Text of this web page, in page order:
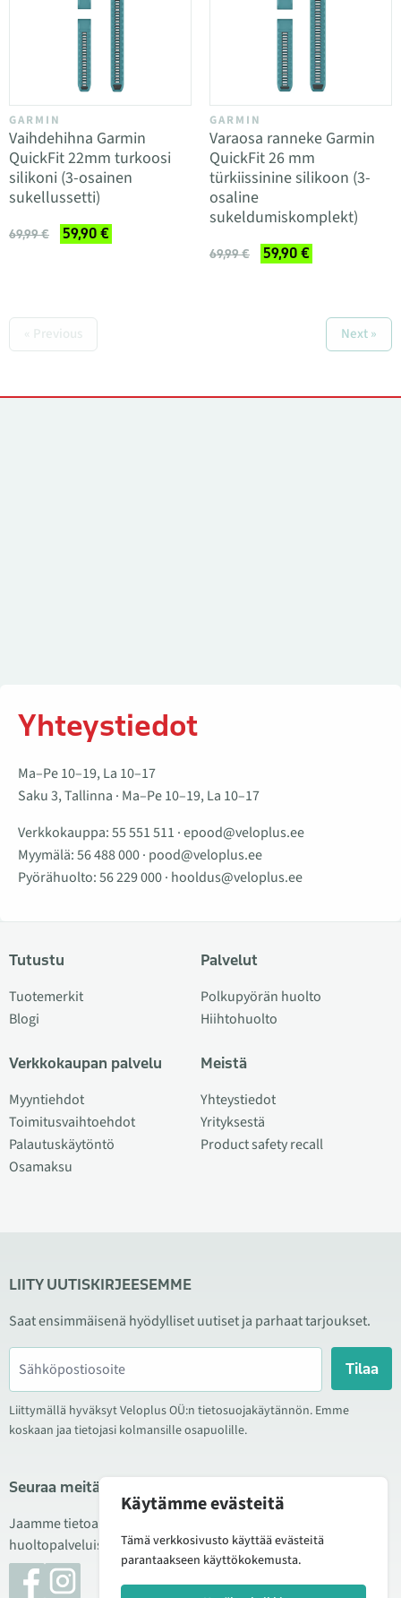
GARMIN
Vaihdehihna Garmin
QuickFit 22mm turkoosi
silikoni (3-osainen
sukellussetti)
69,99 € 59,90 €
GARMIN
Varaosa ranneke Garmin
QuickFit 26 mm
türkiissinine silikoon (3-
osaline
sukeldumiskomplekt)
69,99 € 59,90 €
« Previous Next »
Yhteystiedot
Ma–Pe 10–19, La 10–17
Saku 3, Tallinna · Ma–Pe 10–19, La 10–17
Verkkokauppa:55 551 511 ·epood@veloplus.ee
Myymälä:56 488 000· pood@veloplus.ee
Pyörähuolto:56 229 000· hooldus@veloplus.ee
Tutustu
Tuotemerkit
Blogi
Verkkokaupan palvelu
Myyntiehdot
Toimitusvaihtoehdot
Palautuskäytöntö
Osamaksu
Palvelut
Polkupyörän huolto
Hiihtohuolto
Meistä
Yhteystiedot
Yrityksestä
Product safety recall
LIITY UUTISKIRJEESEMME
Saat ensimmäisenä hyödylliset uutiset ja parhaat tarjoukset.
Tilaa
Liittymällä hyväksyt Veloplus OÜ:n tietosuojakäytännön. Emme
koskaan jaa tietojasi kolmansille osapuolille.
Seuraa meitä sosiaalisessa mediassa
Jaamme tietoa hyvistä tarjouksista, uusista tuotteista ja
huoltopalveluista. Joskus julkaisemme myös tuote-esittelyjä.
Käytämme evästeitä
Tämä verkkosivusto käyttää evästeitä
parantaakseen käyttökokemusta.